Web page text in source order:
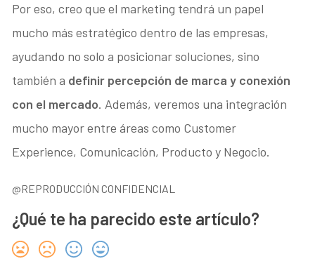
Por eso, creo que el marketing tendrá un papel
mucho más estratégico dentro de las empresas,
ayudando no solo a posicionar soluciones, sino
también a definir percepción de marca y conexión
con el mercado. Además, veremos una integración
mucho mayor entre áreas como Customer
Experience, Comunicación, Producto y Negocio.
@REPRODUCCIÓN CONFIDENCIAL
¿Qué te ha parecido este artículo?